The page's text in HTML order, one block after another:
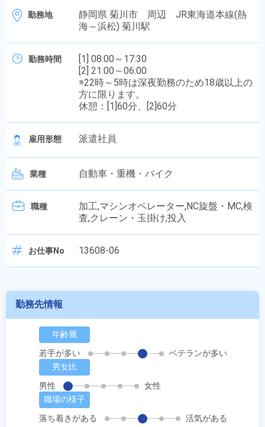
勤務地
静岡県 菊川市 周辺 JR東海道本線(熱
海～浜松) 菊川駅
勤務時間
[1] 08:00～17:30
[2] 21:00～06:00
※22時～5時は深夜勤務のため18歳以上の
方に限ります。
休憩：[1]60分、[2]60分
雇用形態 派遣社員
業種 自動車・重機・バイク
職種
加工,マシンオペレーター,NC旋盤・MC,検
査,クレーン・玉掛け,投入
お仕事No 13608-06
勤務先情報
年齢層
若手が多い
ベテランが多い
男女比
男性
女性
職場の様子
落ち着きがある
活気がある